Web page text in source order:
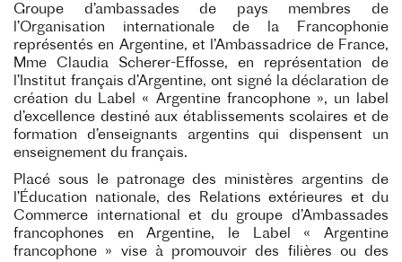
Groupe d’ambassades de pays membres de
l’Organisation internationale de la Francophonie
représentés en Argentine, et l’Ambassadrice de France,
Mme Claudia Scherer-Effosse, en représentation de
l’Institut français d’Argentine, ont signé la déclaration de
création du Label « Argentine francophone », un label
d’excellence destiné aux établissements scolaires et de
formation d’enseignants argentins qui dispensent un
enseignement du français.
Placé sous le patronage des ministères argentins de
l’Éducation nationale, des Relations extérieures et du
Commerce international et du groupe d’Ambassades
francophones en Argentine, le Label « Argentine
francophone » vise à promouvoir des filières ou des